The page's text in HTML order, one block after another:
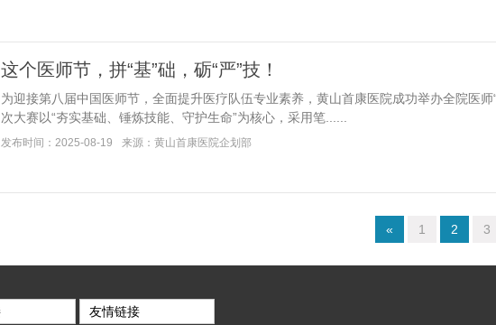
这个医师节，拼“基”础，砺“严”技！
为迎接第八届中国医师节，全面提升医疗队伍专业素养，黄山首康医院成功举办全院医师
次大赛以“夯实基础、锤炼技能、守护生命”为核心，采用笔......
发布时间：2025-08-19 来源：黄山首康医院企划部
« 1 2 3